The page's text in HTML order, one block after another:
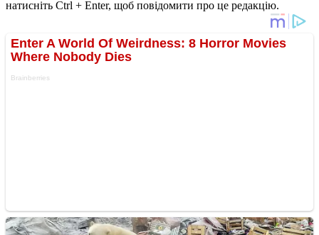
натисніть Ctrl + Enter, щоб повідомити про це редакцію.